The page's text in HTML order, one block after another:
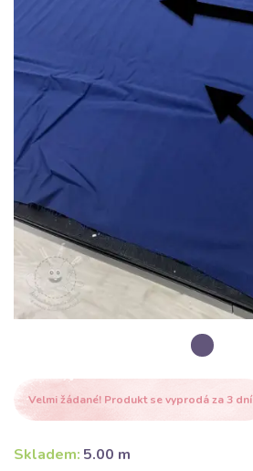
Velmi žádané! Produkt se vyprodá za 3 dní
Skladem: 5.00 m